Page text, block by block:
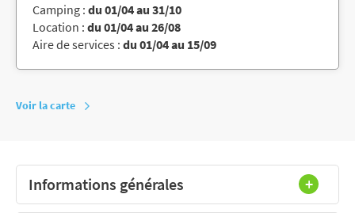
Camping : du 01/04 au 31/10
Location : du 01/04 au 26/08
Aire de services : du 01/04 au 15/09
Voir la carte
Informations générales